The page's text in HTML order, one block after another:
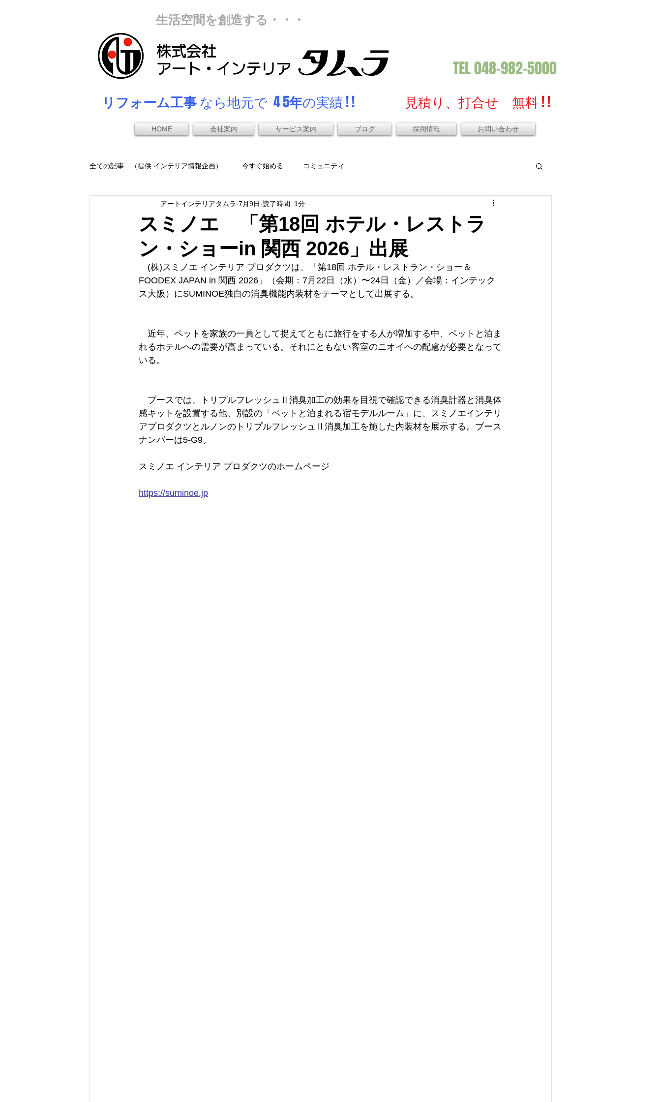
生活空間を創造する・・・
TEL 048-982-5000
リフォーム工事なら地元で 4 5年の実績 ! ! 見積り、打合せ 無料 ! !
HOME 会社案内 サービス案内 ブログ 採用情報 お問い合わせ
全ての記事 （提供 インテリア情報企画） 今すぐ始める コミュニティ
スミノエ 「第18回 ホテル・レストラ
ン・ショーin 関西 2026」出展
アートインテリアタムラ 7月9日 読了時間: 1分
(株)スミノエ インテリア プロダクツは、「第18回 ホテル・レストラン・ショー＆
FOODEX JAPAN in 関西 2026」（会期：7月22日（水）〜24日（金）／会場：インテック
ス大阪）にSUMINOE独自の消臭機能内装材をテーマとして出展する。
近年、ペットを家族の一員として捉えてともに旅行をする人が増加する中、ペットと泊ま
れるホテルへの需要が高まっている。それにともない客室のニオイへの配慮が必要となって
いる。
ブースでは、トリプルフレッシュⅡ消臭加工の効果を目視で確認できる消臭計器と消臭体
感キットを設置する他、別設の「ペットと泊まれる宿モデルルーム」に、スミノエインテリ
アプロダクツとルノンのトリプルフレッシュⅡ消臭加工を施した内装材を展示する。ブース
ナンバーは5-G9。
スミノエ インテリア プロダクツのホームページ
https://suminoe.jp